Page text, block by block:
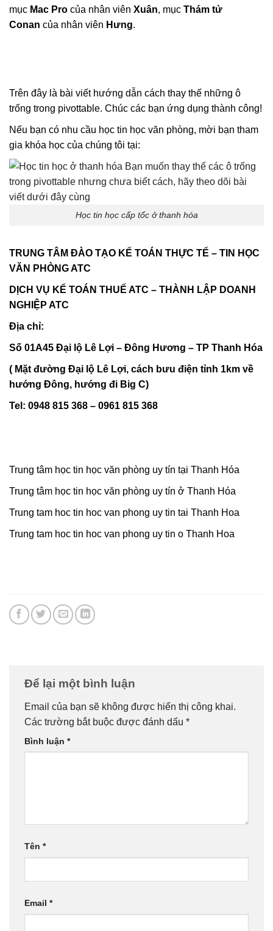
mục Mac Pro của nhân viên Xuân, mục Thám tử
Conan của nhân viên Hưng.
Trên đây là bài viết hướng dẫn cách thay thế những ô
trống trong pivottable. Chúc các bạn ứng dụng thành công!
Nếu bạn có nhu cầu học tin học văn phòng, mời bạn tham
gia khóa học của chúng tôi tại:
Học tin học cấp tốc ở thanh hóa
TRUNG TÂM ĐÀO TẠO KẾ TOÁN THỰC TẾ – TIN HỌC
VĂN PHÒNG ATC
DỊCH VỤ KẾ TOÁN THUẾ ATC – THÀNH LẬP DOANH
NGHIỆP ATC
Địa chỉ:
Số 01A45 Đại lộ Lê Lợi – Đông Hương – TP Thanh Hóa
( Mặt đường Đại lộ Lê Lợi, cách bưu điện tỉnh 1km về
hướng Đông, hướng đi Big C)
Tel: 0948 815 368 – 0961 815 368
Trung tâm học tin học văn phòng uy tín tại Thanh Hóa
Trung tâm học tin học văn phòng uy tín ở Thanh Hóa
Trung tam hoc tin hoc van phong uy tin tai Thanh Hoa
Trung tam hoc tin hoc van phong uy tin o Thanh Hoa
Để lại một bình luận
Email của bạn sẽ không được hiển thị công khai.
Các trường bắt buộc được đánh dấu *
Bình luận *
Tên *
Email *